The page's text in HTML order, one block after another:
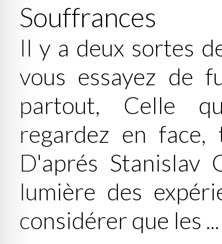
Souffrances
Il y a deux sortes
vous essayez de
partout, Celle
regardez en
D'aprés
lumière des
considérer que les ...